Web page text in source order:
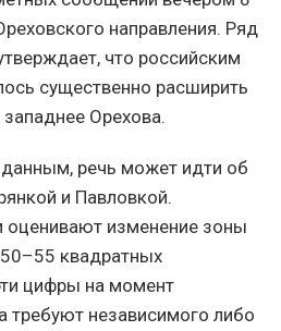
направления. Ряд
что российским
существенно расширить
Орехова.
речь может идти об
и Павловкой.
оценивают изменение зоны
квадратных
цифры на момент
требуют независимого либо